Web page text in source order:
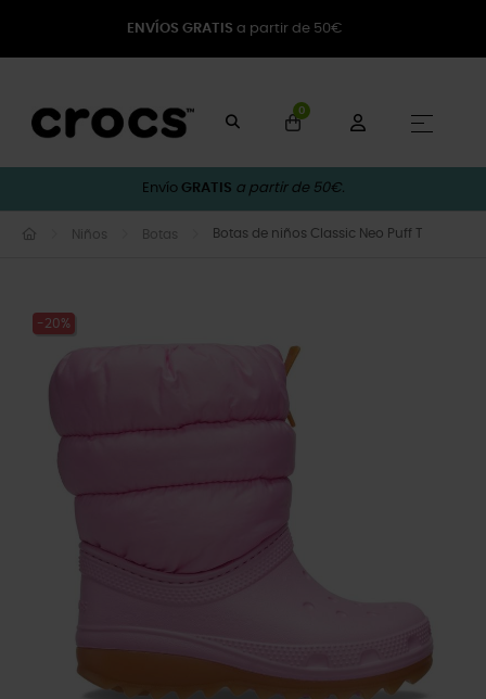
ENVÍOS GRATIS a partir de 50€
0
☰
Envío GRATIS a partir de 50€.
Niños Botas Botas de niños Classic Neo Puff T
-20%